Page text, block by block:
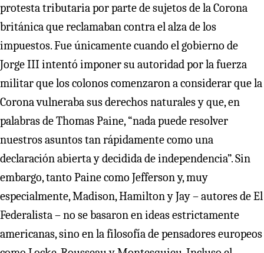
protesta tributaria por parte de sujetos de la Corona
británica que reclamaban contra el alza de los
impuestos. Fue únicamente cuando el gobierno de
Jorge III intentó imponer su autoridad por la fuerza
militar que los colonos comenzaron a considerar que la
Corona vulneraba sus derechos naturales y que, en
palabras de Thomas Paine, “nada puede resolver
nuestros asuntos tan rápidamente como una
declaración abierta y decidida de independencia”. Sin
embargo, tanto Paine como Jefferson y, muy
especialmente, Madison, Hamilton y Jay – autores de El
Federalista – no se basaron en ideas estrictamente
americanas, sino en la filosofía de pensadores europeos